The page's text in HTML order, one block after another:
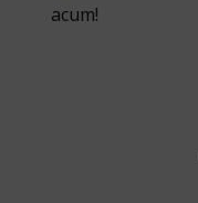
acum!